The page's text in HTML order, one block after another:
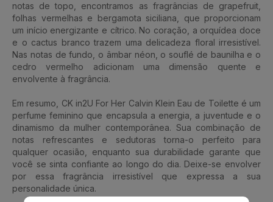
notas de topo, encontramos as fragrâncias de grapefruit,
folhas vermelhas e bergamota siciliana, que proporcionam
um início energizante e cítrico. No coração, a orquídea doce
e o cactus branco trazem uma delicadeza floral irresistível.
Nas notas de fundo, o âmbar néon, o souflé de baunilha e o
cedro vermelho adicionam uma dimensão quente e
envolvente à fragrância.
Em resumo, CK in2U For Her Calvin Klein Eau de Toilette é um
perfume feminino que encapsula a energia, a juventude e o
dinamismo da mulher contemporânea. Sua combinação de
notas refrescantes e sedutoras torna-o perfeito para
qualquer ocasião, enquanto sua durabilidade garante que
você se sinta confiante ao longo do dia. Deixe-se envolver
por essa fragrância irresistível que expressa a sua
personalidade única.